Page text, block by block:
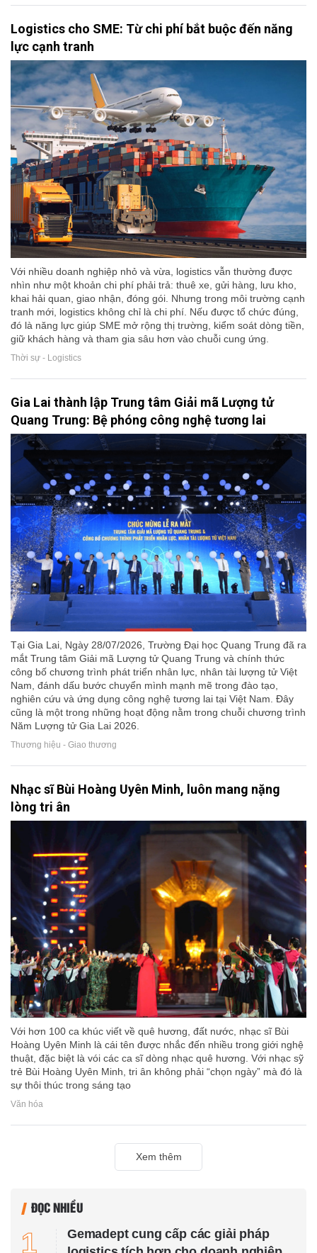
Logistics cho SME: Từ chi phí bắt buộc đến năng
lực cạnh tranh
Với nhiều doanh nghiệp nhỏ và vừa, logistics vẫn thường được
nhìn như một khoản chi phí phải trả: thuê xe, gửi hàng, lưu kho,
khai hải quan, giao nhận, đóng gói. Nhưng trong môi trường cạnh
tranh mới, logistics không chỉ là chi phí. Nếu được tổ chức đúng,
đó là năng lực giúp SME mở rộng thị trường, kiểm soát dòng tiền,
giữ khách hàng và tham gia sâu hơn vào chuỗi cung ứng.
Thời sự - Logistics
Gia Lai thành lập Trung tâm Giải mã Lượng tử
Quang Trung: Bệ phóng công nghệ tương lai
Tại Gia Lai, Ngày 28/07/2026, Trường Đại học Quang Trung đã ra
mắt Trung tâm Giải mã Lượng tử Quang Trung và chính thức
công bố chương trình phát triển nhân lực, nhân tài lượng tử Việt
Nam, đánh dấu bước chuyển mình mạnh mẽ trong đào tạo,
nghiên cứu và ứng dụng công nghệ tương lai tại Việt Nam. Đây
cũng là một trong những hoạt động nằm trong chuỗi chương trình
Năm Lượng tử Gia Lai 2026.
Thương hiệu - Giao thương
Nhạc sĩ Bùi Hoàng Uyên Minh, luôn mang nặng
lòng tri ân
Với hơn 100 ca khúc viết về quê hương, đất nước, nhạc sĩ Bùi
Hoàng Uyên Minh là cái tên được nhắc đến nhiều trong giới nghệ
thuật, đặc biệt là vói các ca sĩ dòng nhạc quê hương. Với nhạc sỹ
trẻ Bùi Hoàng Uyên Minh, tri ân không phải “chọn ngày” mà đó là
sự thôi thúc trong sáng tạo
Văn hóa
Xem thêm
ĐỌC NHIỀU
1
Gemadept cung cấp các giải pháp